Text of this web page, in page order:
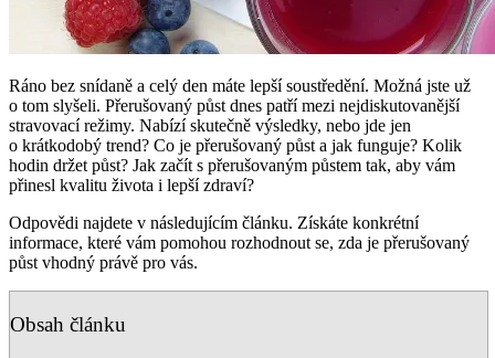
Ráno bez snídaně a celý den máte lepší soustředění. Možná jste už
o tom slyšeli. Přerušovaný půst dnes patří mezi nejdiskutovanější
stravovací režimy. Nabízí skutečně výsledky, nebo jde jen
o krátkodobý trend? Co je přerušovaný půst a jak funguje? Kolik
hodin držet půst? Jak začít s přerušovaným půstem tak, aby vám
přinesl kvalitu života i lepší zdraví?
Odpovědi najdete v následujícím článku. Získáte konkrétní
informace, které vám pomohou rozhodnout se, zda je přerušovaný
půst vhodný právě pro vás.
Obsah článku